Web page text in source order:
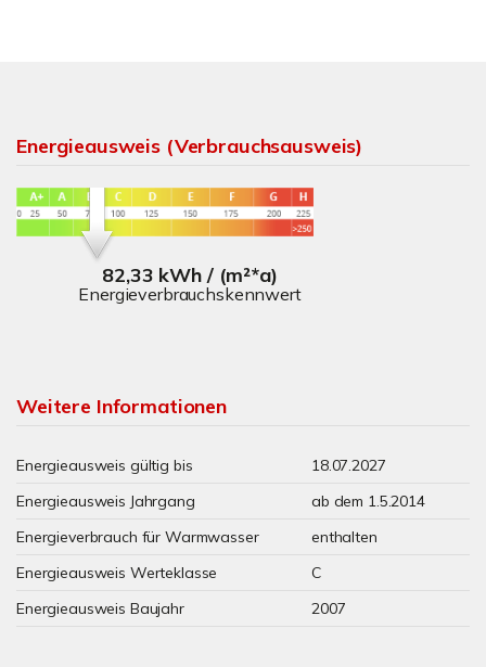
Energieausweis (Verbrauchsausweis)
82,33 kWh / (m²*a)
Energieverbrauchskennwert
Weitere Informationen
Energieausweis gültig bis
18.07.2027
Energieausweis Jahrgang
ab dem 1.5.2014
Energieverbrauch für Warmwasser
enthalten
Energieausweis Werteklasse
C
Energieausweis Baujahr
2007